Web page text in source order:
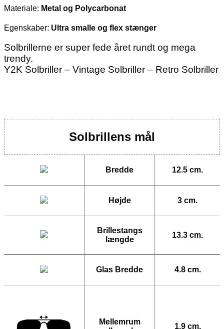
Materiale: Metal og Polycarbonat
Egenskaber: Ultra smalle og flex stænger
Solbrillerne er super fede året rundt og mega
trendy.
Y2K Solbriller – Vintage Solbriller – Retro Solbriller
Solbrillens mål
Bredde 12.5 cm.
Højde 3 cm.
Brillestangs
længde
13.3 cm.
Glas Bredde 4.8 cm.
Mellemrum
1.9 cm.